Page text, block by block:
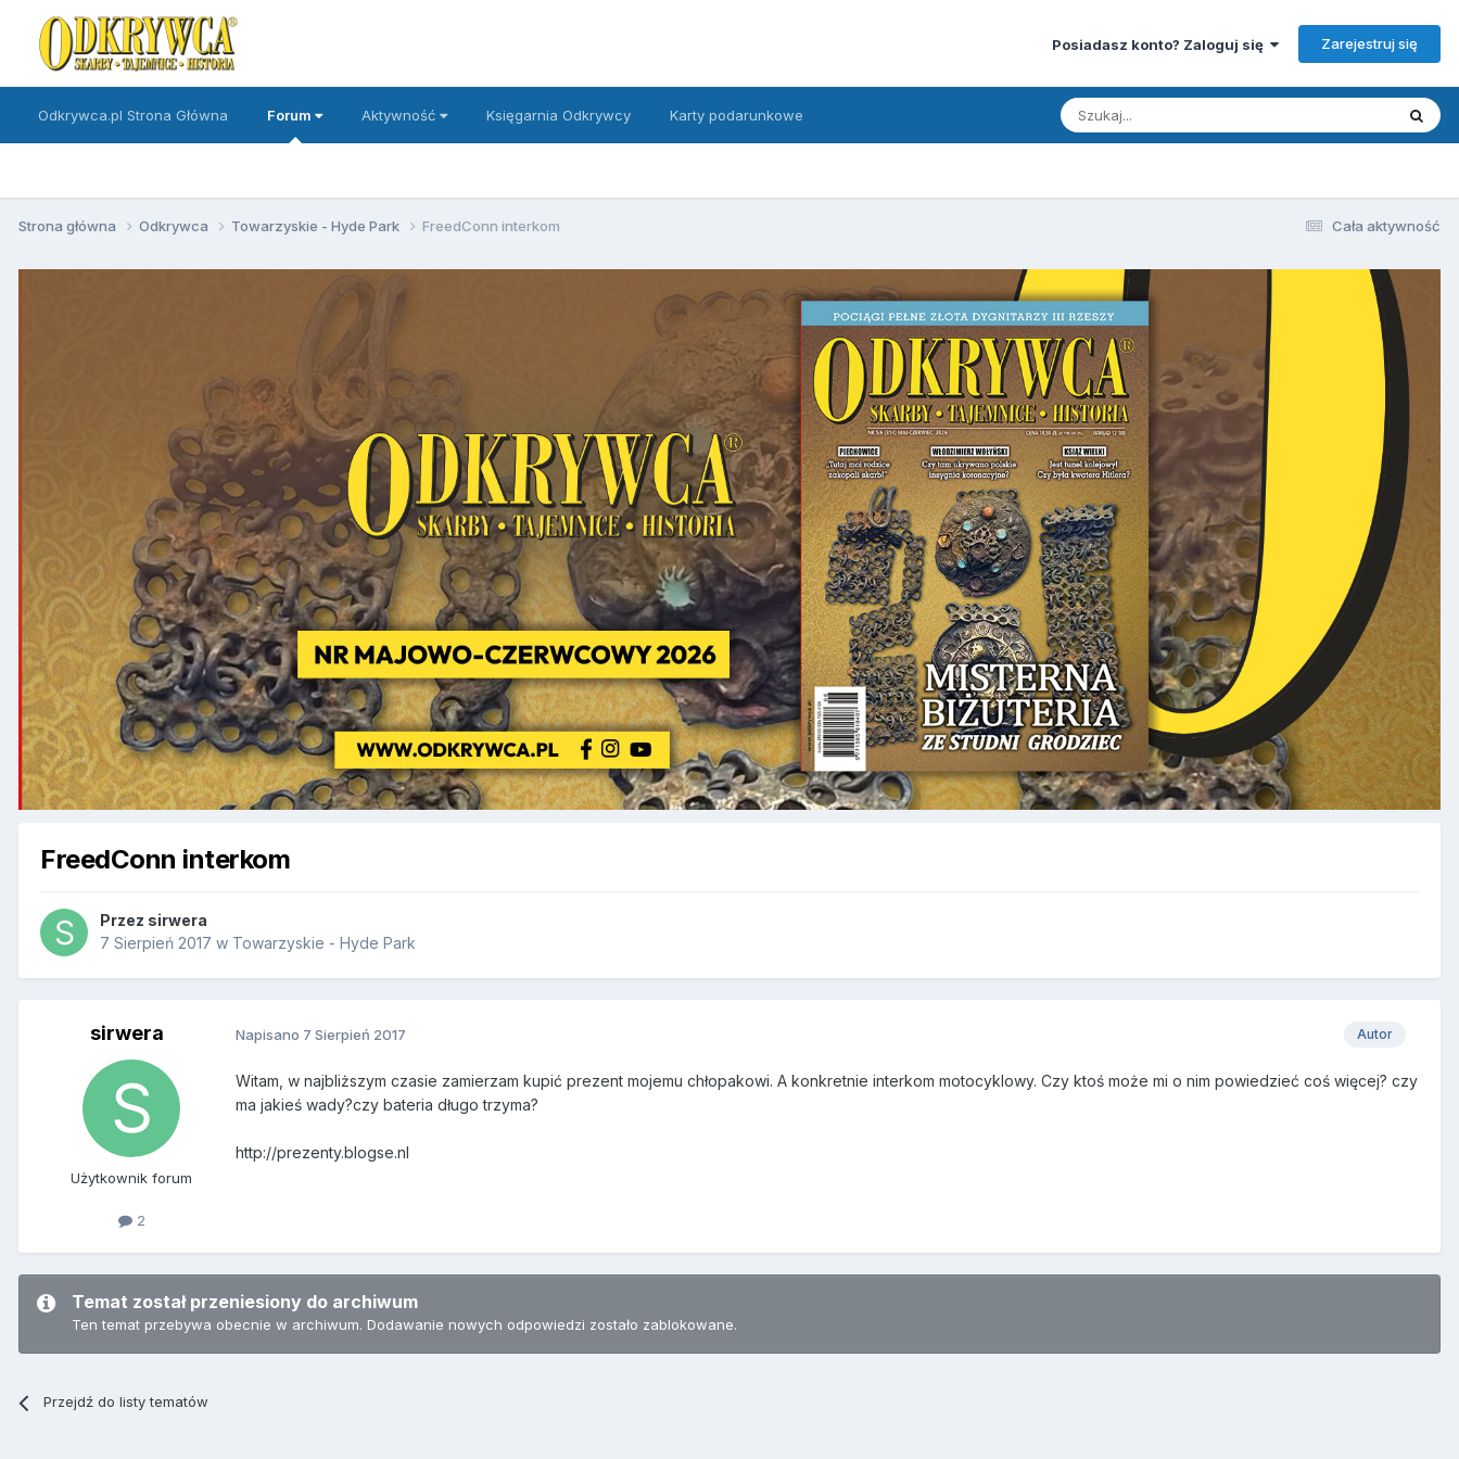
Posiadasz konto? Zaloguj się Zarejestruj się
Odkrywca.pl Strona Główna Forum Aktywność Księgarnia Odkrywcy Karty podarunkowe
Cała aktywność
Strona główna Odkrywca Towarzyskie - Hyde Park FreedConn interkom
FreedConn interkom
Przez sirwera
7 Sierpień 2017 w Towarzyskie - Hyde Park
sirwera
Użytkownik forum
2
Autor
Napisano 7 Sierpień 2017
Witam, w najbliższym czasie zamierzam kupić prezent mojemu chłopakowi. A konkretnie interkom motocyklowy. Czy ktoś może mi o nim powiedzieć coś więcej? czy
ma jakieś wady?czy bateria długo trzyma?
http://prezenty.blogse.nl
Temat został przeniesiony do archiwum
Ten temat przebywa obecnie w archiwum. Dodawanie nowych odpowiedzi zostało zablokowane.
Przejdź do listy tematów